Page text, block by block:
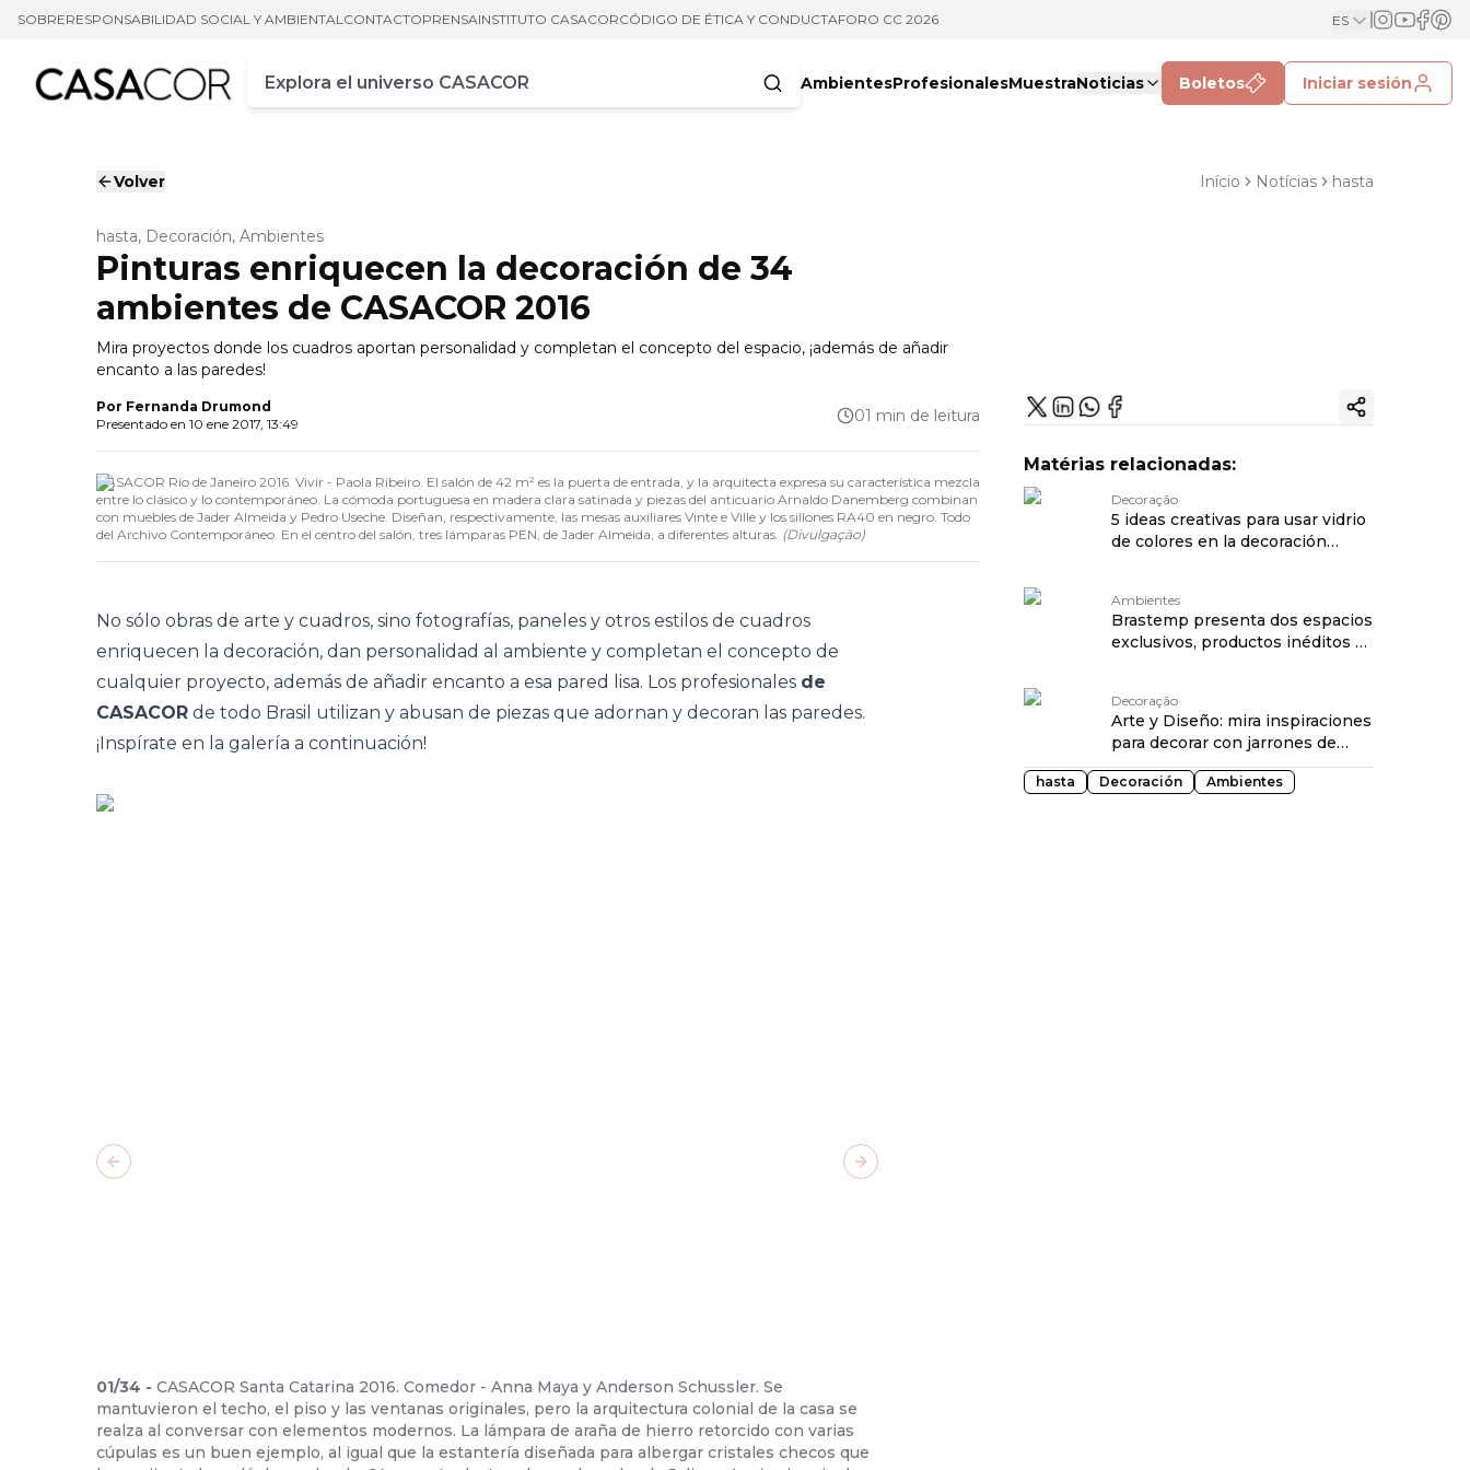
SOBRERESPONSABILIDAD SOCIAL Y AMBIENTALCONTACTOPRENSAINSTITUTO CASACORCÓDIGO DE ÉTICA Y CONDUCTAFORO CC 2026 ES
Campo de busca
Ingrese al menos tres caracteres
AmbientesProfesionalesMuestraNoticias Boletos Iniciar sesión
Volver Início Notícias hasta
hasta, Decoración, Ambientes
Pinturas enriquecen la decoración de 34
ambientes de CASACOR 2016
Mira proyectos donde los cuadros aportan personalidad y completan el concepto del espacio, ¡además de añadir
encanto a las paredes!
Por Fernanda Drumond
Presentado en 10 ene 2017, 13:49 01 min de leitura
CASACOR Río de Janeiro 2016. Vivir - Paola Ribeiro. El salón de 42 m² es la puerta de entrada, y la arquitecta expresa su característica mezcla
entre lo clásico y lo contemporáneo. La cómoda portuguesa en madera clara satinada y piezas del anticuario Arnaldo Danemberg combinan
con muebles de Jader Almeida y Pedro Useche. Diseñan, respectivamente, las mesas auxiliares Vinte e Ville y los sillones RA40 en negro. Todo
del Archivo Contemporáneo. En el centro del salón, tres lámparas PEN, de Jader Almeida, a diferentes alturas. (Divulgação)
No sólo obras de arte y cuadros, sino fotografías, paneles y otros estilos de cuadros
enriquecen la decoración, dan personalidad al ambiente y completan el concepto de
cualquier proyecto, además de añadir encanto a esa pared lisa. Los profesionales de
CASACOR de todo Brasil utilizan y abusan de piezas que adornan y decoran las paredes.
¡Inspírate en la galería a continuación!
01/34 - CASACOR Santa Catarina 2016. Comedor - Anna Maya y Anderson Schussler. Se
mantuvieron el techo, el piso y las ventanas originales, pero la arquitectura colonial de la casa se
realza al conversar con elementos modernos. La lámpara de araña de hierro retorcido con varias
cúpulas es un buen ejemplo, al igual que la estantería diseñada para albergar cristales checos que
Previous slide Next slide
Copiar enlace
Matérias relacionadas:
Decoração
5 ideas creativas para usar vidrio
de colores en la decoración
Ambientes
Brastemp presenta dos espacios
exclusivos, productos inéditos y
traduzido por: OPENROUTER
Decoração
Arte y Diseño: mira inspiraciones
para decorar con jarrones de
cerámica traduzido por:
OPENROUTER
hasta Decoración Ambientes